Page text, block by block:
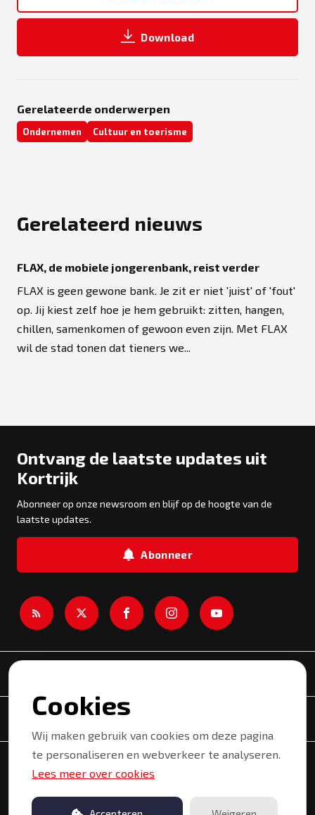
Download
Gerelateerde onderwerpen
Ondernemen Cultuur en toerisme
Gerelateerd nieuws
FLAX, de mobiele jongerenbank, reist verder
FLAX is geen gewone bank. Je zit er niet 'juist' of 'fout'
op. Jij kiest zelf hoe je hem gebruikt: zitten, hangen,
chillen, samenkomen of gewoon even zijn. Met FLAX
wil de stad tonen dat tieners we...
Ontvang de laatste updates uit
Kortrijk
Abonneer op onze newsroom en blijf op de hoogte van de
laatste updates.
Abonneer
Onderwerpen
Copyright © 2026 Kortrijk. Alle rechten voorbehouden.
Privacyverklaring Gebruiksvoorwaarden
Cookies
Wij maken gebruik van cookies om deze pagina
te personaliseren en webverkeer te analyseren.
Lees meer over cookies